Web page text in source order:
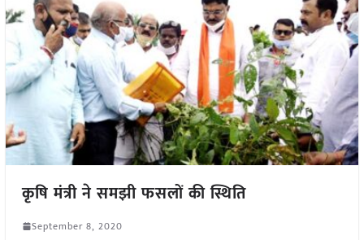
कृषि मंत्री ने समझी फसलों की स्थिति
September 8, 2020